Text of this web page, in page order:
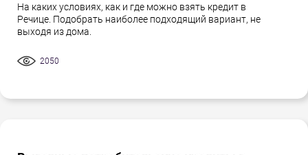
На каких условиях, как и где можно взять кредит в
Речице. Подобрать наиболее подходящий вариант, не
выходя из дома.
2050